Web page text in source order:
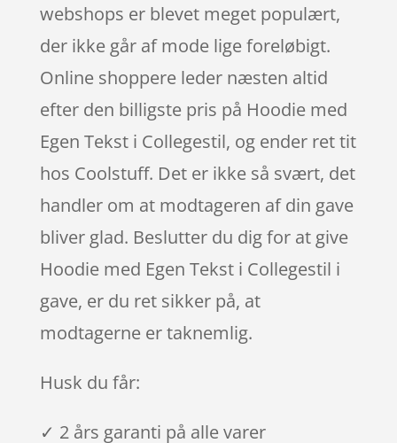
webshops er blevet meget populært,
der ikke går af mode lige foreløbigt.
Online shoppere leder næsten altid
efter den billigste pris på Hoodie med
Egen Tekst i Collegestil, og ender ret tit
hos Coolstuff. Det er ikke så svært, det
handler om at modtageren af din gave
bliver glad. Beslutter du dig for at give
Hoodie med Egen Tekst i Collegestil i
gave, er du ret sikker på, at
modtagerne er taknemlig.
Husk du får:
✓ 2 års garanti på alle varer